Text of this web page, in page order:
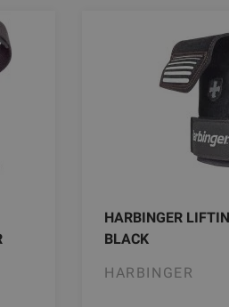
HARBINGER
BLACK
HARBINGER